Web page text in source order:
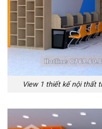
View 1 thiết kế nội thất